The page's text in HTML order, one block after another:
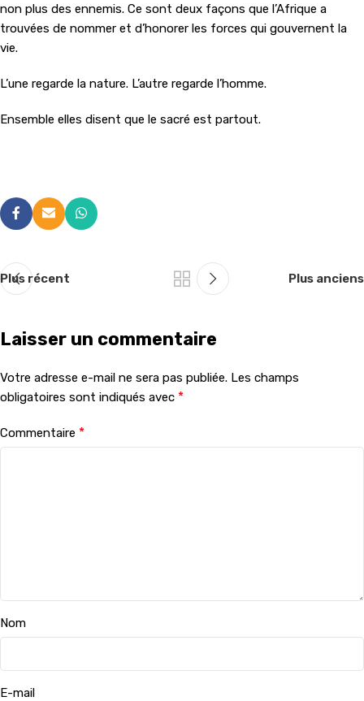
non plus des ennemis. Ce sont deux façons que l’Afrique a
trouvées de nommer et d’honorer les forces qui gouvernent la
vie.
L’une regarde la nature. L’autre regarde l’homme.
Ensemble elles disent que le sacré est partout.
Plus récent Plus anciens
Laisser un commentaire
Votre adresse e-mail ne sera pas publiée. Les champs
obligatoires sont indiqués avec *
Commentaire *
Nom
E-mail